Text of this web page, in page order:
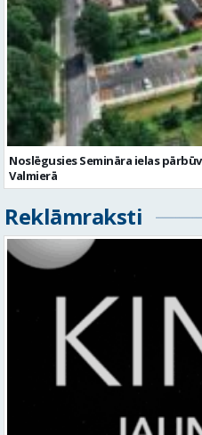
Noslēgusies Semināra ielas
Valmierā
Reklāmraksti